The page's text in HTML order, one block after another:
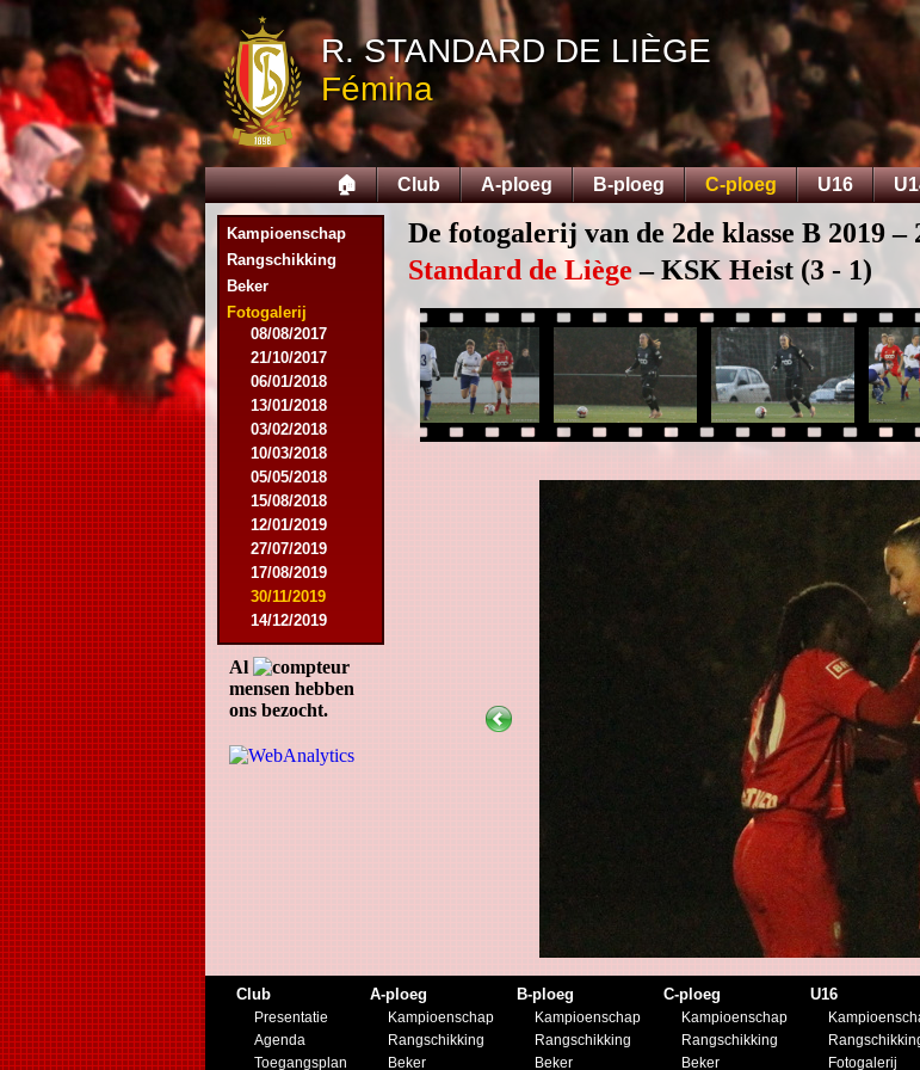
R. STANDARD DE LIÈGE
Fémina
🏠 Club A-ploeg B-ploeg C-ploeg U16
Kampioenschap
Rangschikking
Beker
Fotogalerij
07/11/2015
21/11/2015
12/12/2015
27/02/2016
12/03/2016
07/08/2016
27/08/2016
03/09/2016
17/09/2016
10/01/2017
18/02/2017
25/02/2017
29/04/2017
08/08/2017
21/10/2017
06/01/2018
13/01/2018
03/02/2018
10/03/2018
05/05/2018
15/08/2018
12/01/2019
27/07/2019
17/08/2019
30/11/2019
14/12/2019
Al
mensen hebben
ons bezocht.
De fotogalerij van de 2de klasse B 2019 –
Standard de Liège– KSK Heist (3 - 1)
Club
Presentatie
Agenda
Toegangsplan
A-ploeg
Kampioenschap
Rangschikking
Beker
B-ploeg
Kampioenschap
Rangschikking
Beker
C-ploeg
Kampioenschap
Rangschikking
Beker
U16
Fotogalerij